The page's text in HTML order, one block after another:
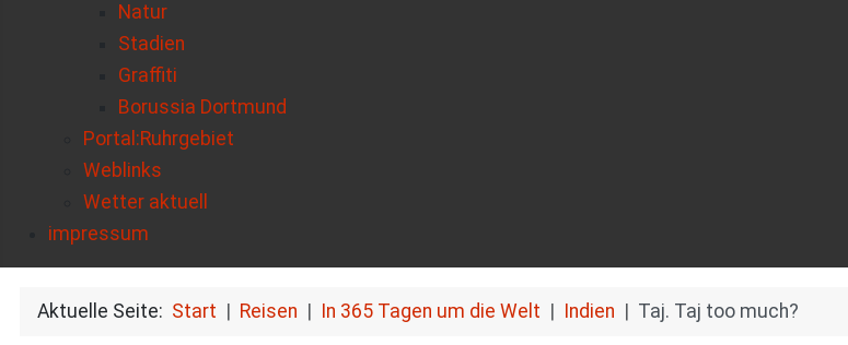
Natur
Stadien
Graffiti
Borussia Dortmund
Portal:Ruhrgebiet
Weblinks
Wetter aktuell
impressum
Aktuelle Seite: Start Reisen In 365 Tagen um die Welt Indien Taj. Taj too much?